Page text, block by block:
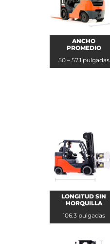
ANCHO
PROMEDIO
50 – 57.1 pulgadas
LONGITUD SIN
HORQUILLA
106.3 pulgadas